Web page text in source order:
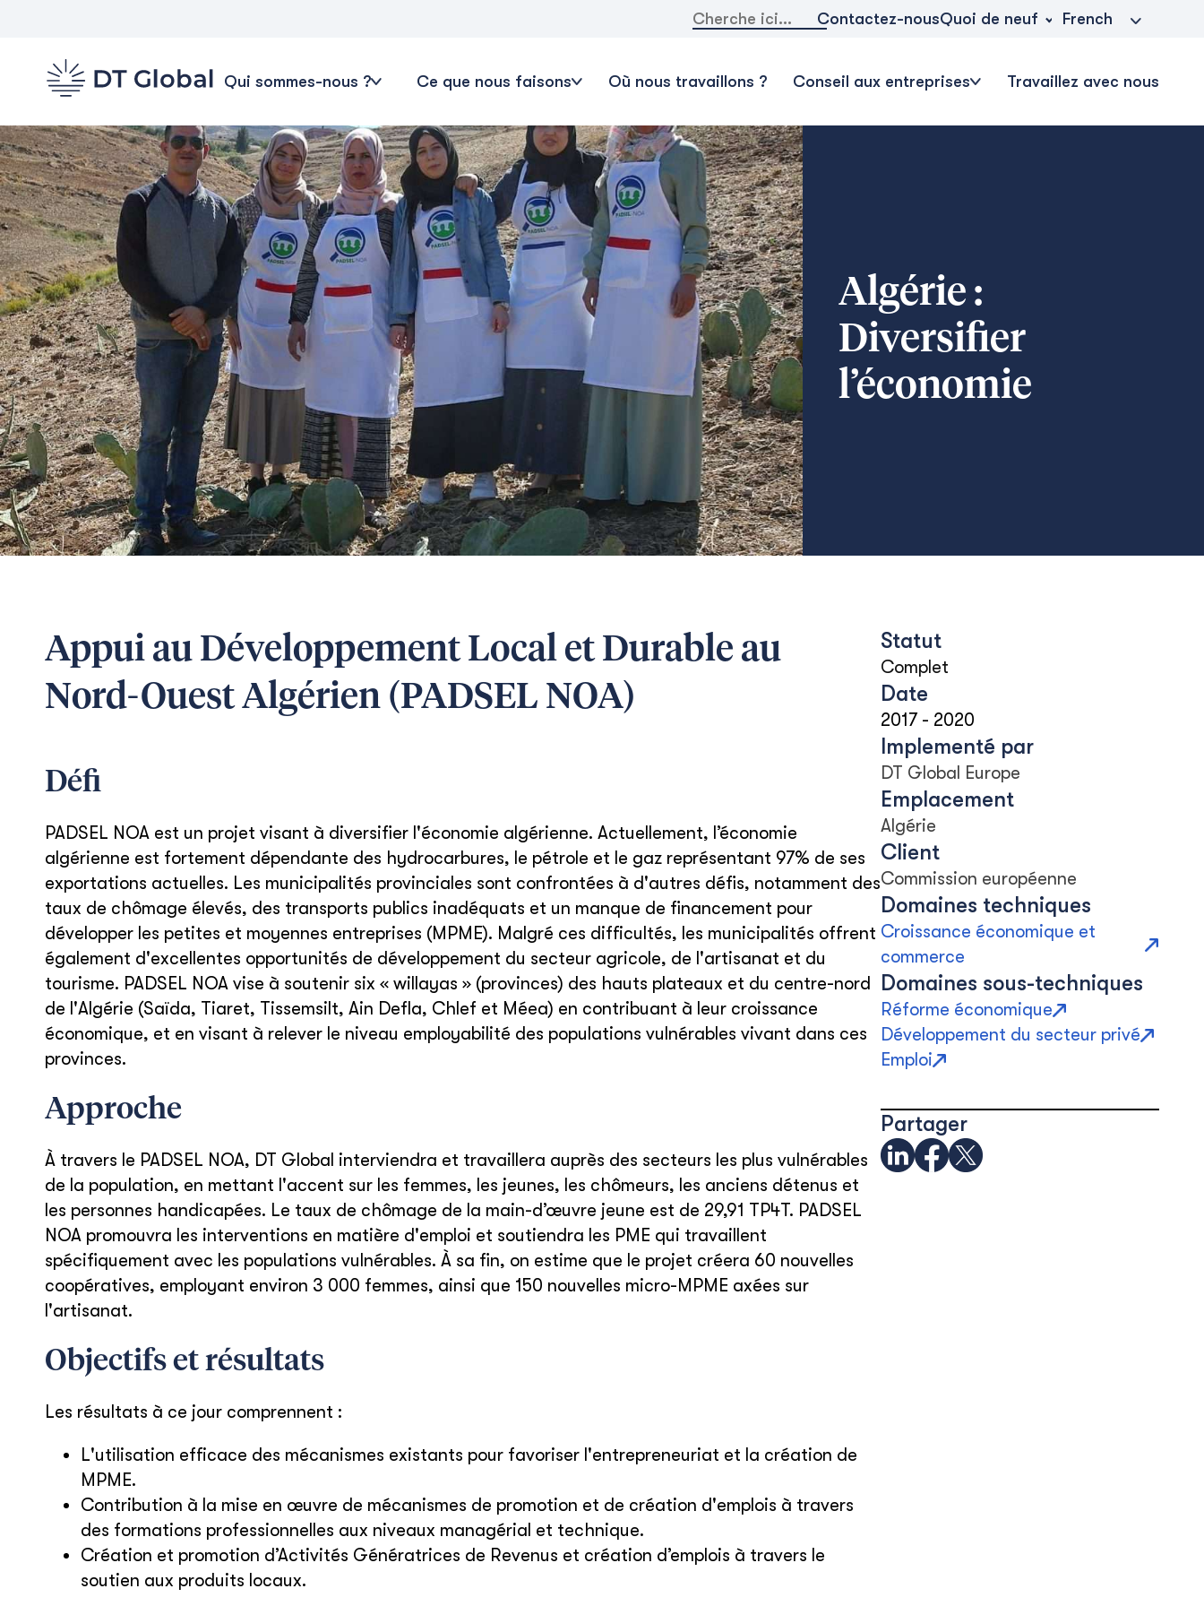
Rechercher: Contactez-nousQuoi de neuf French
Qui sommes-nous ? Ce que nous faisons Où nous travaillons ? Conseil aux entreprises Travaillez avec nous
Algérie :
Diversifier
l’économie
Appui au Développement Local et Durable au
Nord-Ouest Algérien (PADSEL NOA)
Défi
PADSEL NOA est un projet visant à diversifier l'économie algérienne. Actuellement, l’économie
algérienne est fortement dépendante des hydrocarbures, le pétrole et le gaz représentant 97% de ses
exportations actuelles. Les municipalités provinciales sont confrontées à d'autres défis, notamment des
taux de chômage élevés, des transports publics inadéquats et un manque de financement pour
développer les petites et moyennes entreprises (MPME). Malgré ces difficultés, les municipalités offrent
également d'excellentes opportunités de développement du secteur agricole, de l'artisanat et du
tourisme. PADSEL NOA vise à soutenir six « willayas » (provinces) des hauts plateaux et du centre-nord
de l'Algérie (Saïda, Tiaret, Tissemsilt, Ain Defla, Chlef et Méea) en contribuant à leur croissance
économique, et en visant à relever le niveau employabilité des populations vulnérables vivant dans ces
provinces.
Approche
À travers le PADSEL NOA, DT Global interviendra et travaillera auprès des secteurs les plus vulnérables
de la population, en mettant l'accent sur les femmes, les jeunes, les chômeurs, les anciens détenus et
les personnes handicapées. Le taux de chômage de la main-d’œuvre jeune est de 29,91 TP4T. PADSEL
NOA promouvra les interventions en matière d'emploi et soutiendra les PME qui travaillent
spécifiquement avec les populations vulnérables. À sa fin, on estime que le projet créera 60 nouvelles
coopératives, employant environ 3 000 femmes, ainsi que 150 nouvelles micro-MPME axées sur
l'artisanat.
Objectifs et résultats
Les résultats à ce jour comprennent :
L'utilisation efficace des mécanismes existants pour favoriser l'entrepreneuriat et la création de
MPME.
Contribution à la mise en œuvre de mécanismes de promotion et de création d'emplois à travers
des formations professionnelles aux niveaux managérial et technique.
Création et promotion d’Activités Génératrices de Revenus et création d’emplois à travers le
soutien aux produits locaux.
Statut
Complet
Date
2017- 2020
Implementé par
DT Global Europe
Emplacement
Algérie
Client
Commission européenne
Domaines techniques
Croissance économique et
commerce
Domaines sous-techniques
Réforme économique
Développement du secteur privé
Emploi
Partager